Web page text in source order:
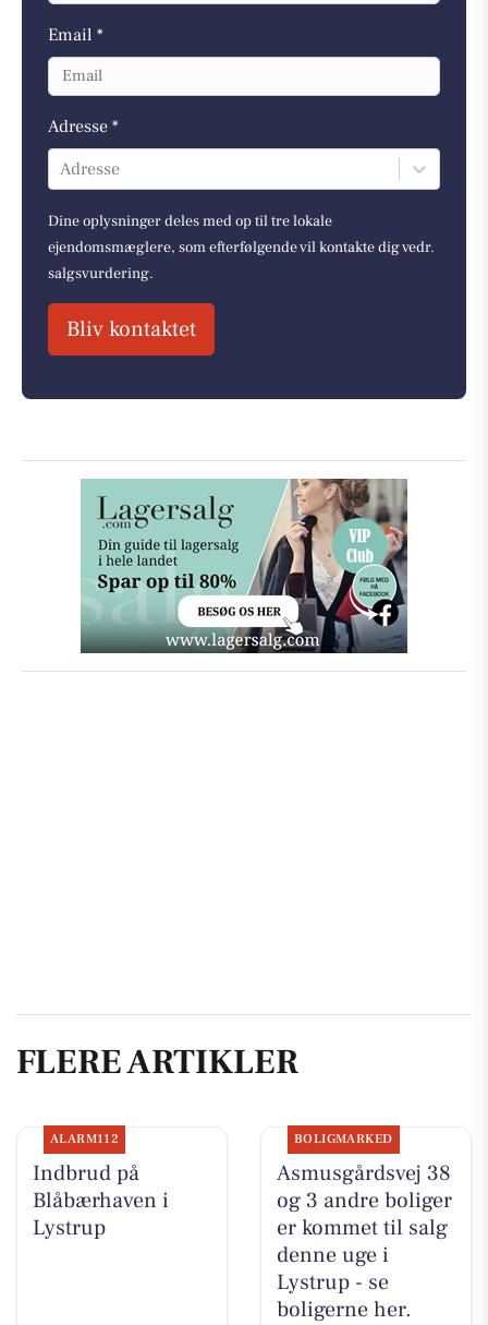
Email *
Adresse *
Adresse
Dine oplysninger deles med op til tre lokale
ejendomsmæglere, som efterfølgende vil kontakte dig vedr.
salgsvurdering.
Bliv kontaktet
FLERE ARTIKLER
ALARM112
Indbrud på
Blåbærhaven i
Lystrup
BOLIGMARKED
Asmusgårdsvej 38
og 3 andre boliger
er kommet til salg
denne uge i
Lystrup - se
boligerne her.